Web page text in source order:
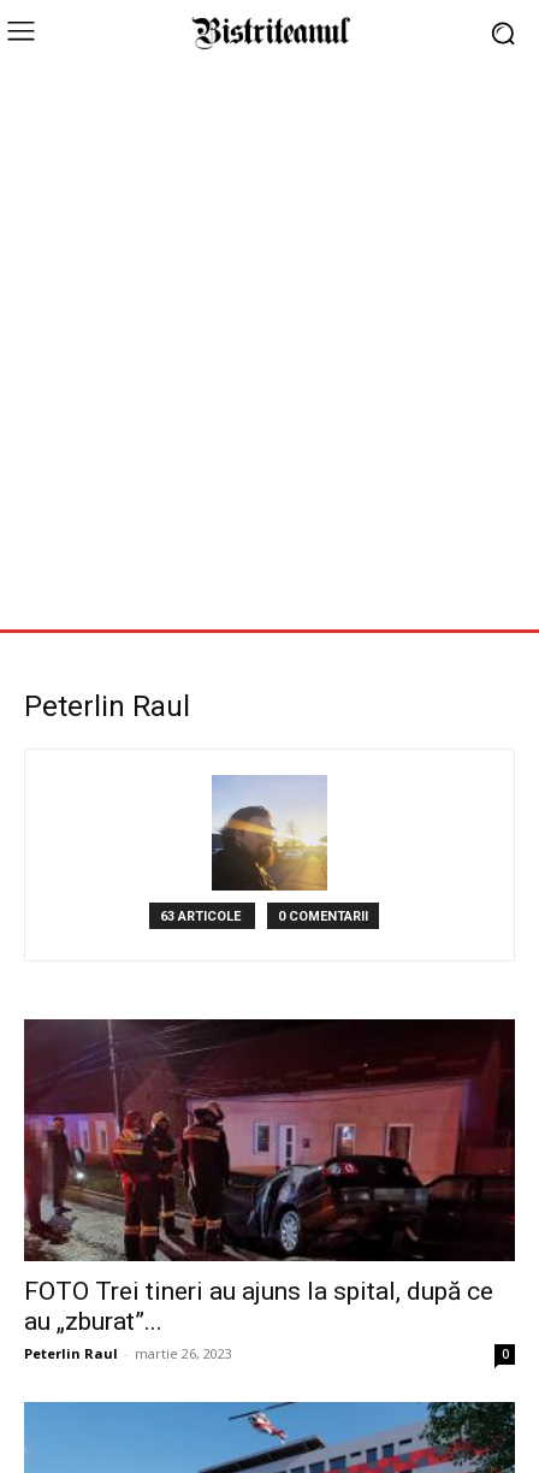
Peterlin Raul
63 ARTICOLE 0 COMENTARII
FOTO Trei tineri au ajuns la spital, după ce
au „zburat”...
Peterlin Raul - martie 26, 2023 0